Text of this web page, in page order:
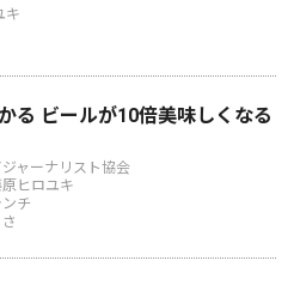
キ
る ビールが10倍美味しくなる
ャーナリスト協会
ヒロユキ
チ